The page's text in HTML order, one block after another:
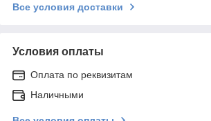
Все условия доставки
Условия оплаты
Оплата по реквизитам
Наличными